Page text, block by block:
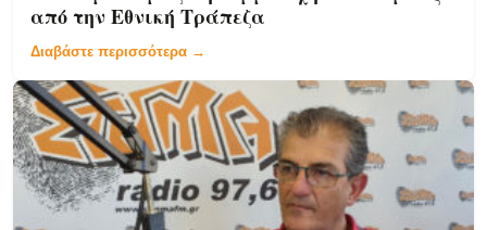
από την Εθνική Τράπεζα
Διαβάστε περισσότερα →